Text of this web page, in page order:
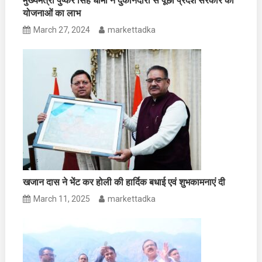
योजनाओं का लाभ
March 27, 2024 markettadka
खजान दास ने भेंट कर होली की हार्दिक बधाई एवं शुभकामनाएं दी
March 11, 2025 markettadka